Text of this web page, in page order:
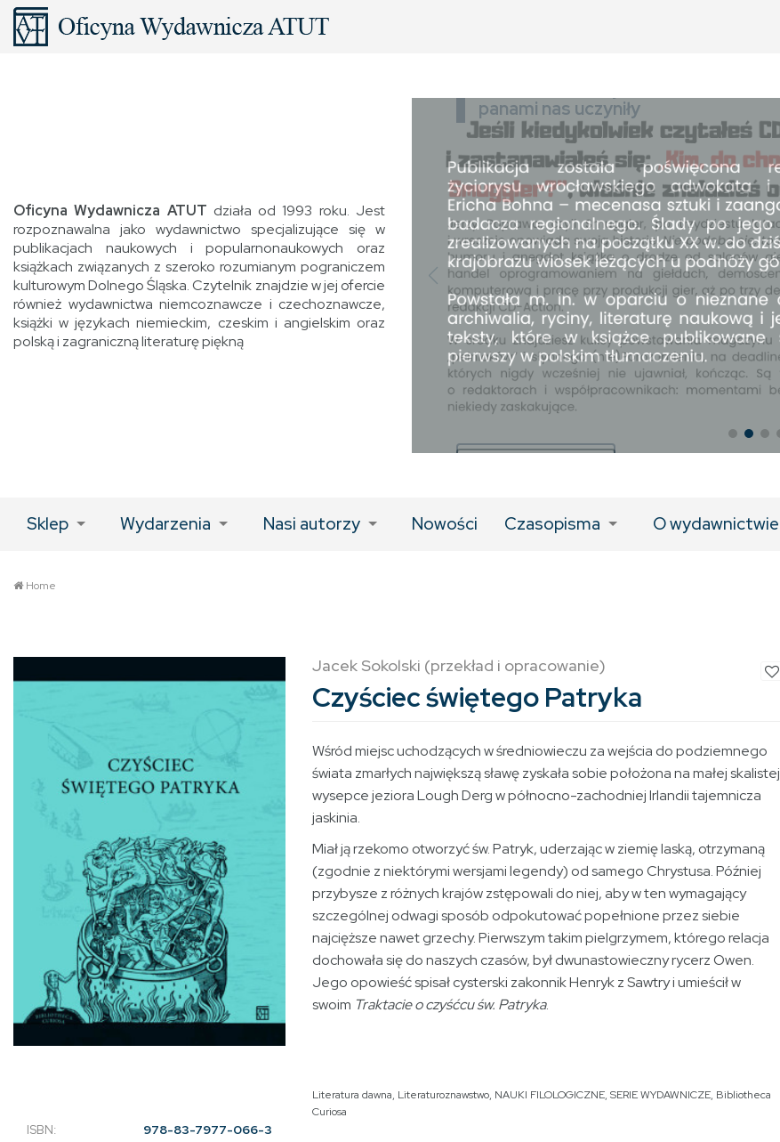
panami nas uczyniły
Oficyna Wydawnicza ATUT działa od 1993 roku. Jest
rozpoznawalna jako wydawnictwo specjalizujące się w
publikacjach naukowych i popularnonaukowych oraz
książkach związanych z szeroko rozumianym pograniczem
kulturowym Dolnego Śląska. Czytelnik znajdzie w jej ofercie
również wydawnictwa niemcoznawcze i czechoznawcze,
książki w językach niemieckim, czeskim i angielskim oraz
polską i zagraniczną literaturę piękną
Sklep Wydarzenia Nasi autorzy Nowości Czasopisma O wydawnictwie
Home
ISBN: 978-83-7977-066-3
Jacek Sokolski (przekład i opracowanie)
Czyściec świętego Patryka
Wśród miejsc uchodzących w średniowieczu za wejścia do podziemnego
świata zmarłych największą sławę zyskała sobie położona na małej skalistej
wysepce jeziora Lough Derg w północno-zachodniej Irlandii tajemnicza
jaskinia.
Miał ją rzekomo otworzyć św. Patryk, uderzając w ziemię laską, otrzymaną
(zgodnie z niektórymi wersjami legendy) od samego Chrystusa. Później
przybysze z różnych krajów zstępowali do niej, aby w ten wymagający
szczególnej odwagi sposób odpokutować popełnione przez siebie
najcięższe nawet grzechy. Pierwszym takim pielgrzymem, którego relacja
dochowała się do naszych czasów, był dwunastowieczny rycerz Owen.
Jego opowieść spisał cysterski zakonnik Henryk z Sawtry i umieścił w
swoim Traktacie o czyśćcu św. Patryka.
Literatura dawna, Literaturoznawstwo, NAUKI FILOLOGICZNE, SERIE WYDAWNICZE, Bibliotheca
Curiosa